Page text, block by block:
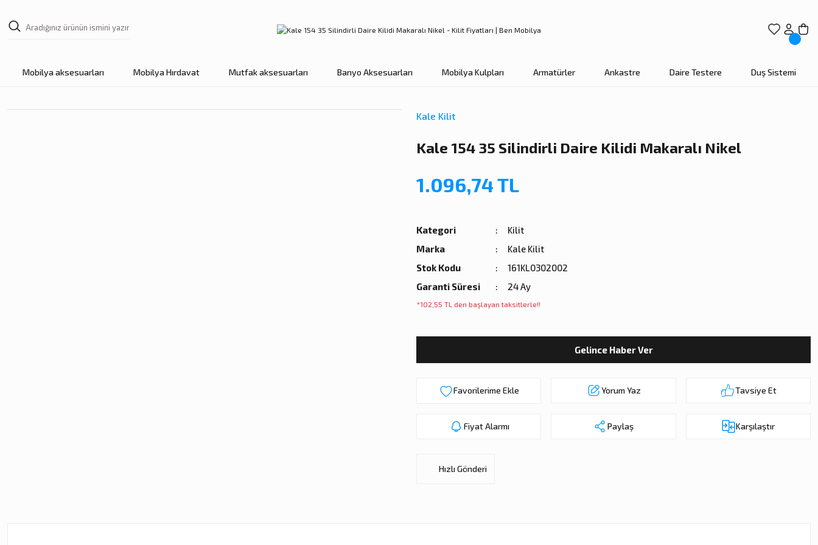
Mobilya aksesuarları Mobilya Hırdavat Mutfak aksesuarları Banyo Aksesuarları Mobilya Kulpları Armatürler Ankastre Daire Testere Duş Sistemi
Kale Kilit
Kale 154 35 Silindirli Daire Kilidi Makaralı Nikel
1.096,74 TL
Kategori
Kilit
Marka
Kale Kilit
Stok Kodu
161KL0302002
Garanti Süresi
24 Ay
*102,55 TL den başlayan taksitlerle!!
Gelince Haber Ver
Yorum Yaz Tavsiye Et
Fiyat Alarmı Paylaş Karşılaştır
Hızlı Gönderi